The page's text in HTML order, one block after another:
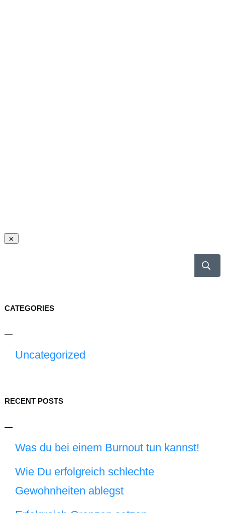
CATEGORIES
Uncategorized
RECENT POSTS
Was du bei einem Burnout tun kannst!
Wie Du erfolgreich schlechte
Gewohnheiten ablegst